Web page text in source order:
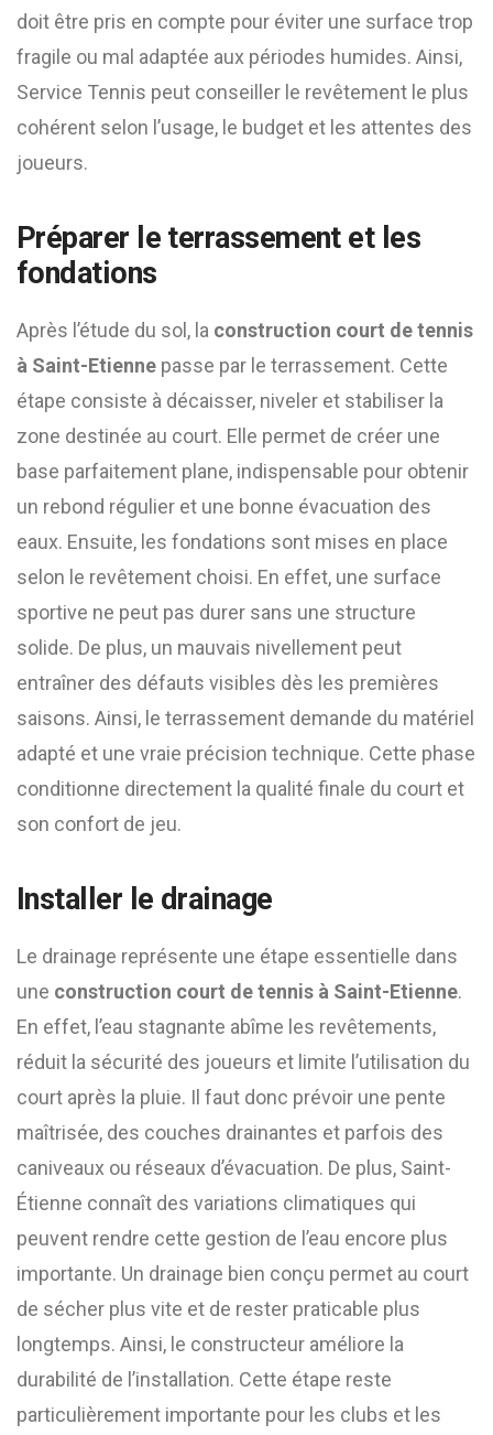
doit être pris en compte pour éviter une surface trop
fragile ou mal adaptée aux périodes humides. Ainsi,
Service Tennis peut conseiller le revêtement le plus
cohérent selon l’usage, le budget et les attentes des
joueurs.
Préparer le terrassement et les
fondations
Après l’étude du sol, la construction court de tennis
à Saint-Etienne passe par le terrassement. Cette
étape consiste à décaisser, niveler et stabiliser la
zone destinée au court. Elle permet de créer une
base parfaitement plane, indispensable pour obtenir
un rebond régulier et une bonne évacuation des
eaux. Ensuite, les fondations sont mises en place
selon le revêtement choisi. En effet, une surface
sportive ne peut pas durer sans une structure
solide. De plus, un mauvais nivellement peut
entraîner des défauts visibles dès les premières
saisons. Ainsi, le terrassement demande du matériel
adapté et une vraie précision technique. Cette phase
conditionne directement la qualité finale du court et
son confort de jeu.
Installer le drainage
Le drainage représente une étape essentielle dans
une construction court de tennis à Saint-Etienne.
En effet, l’eau stagnante abîme les revêtements,
réduit la sécurité des joueurs et limite l’utilisation du
court après la pluie. Il faut donc prévoir une pente
maîtrisée, des couches drainantes et parfois des
caniveaux ou réseaux d’évacuation. De plus, Saint-
Étienne connaît des variations climatiques qui
peuvent rendre cette gestion de l’eau encore plus
importante. Un drainage bien conçu permet au court
de sécher plus vite et de rester praticable plus
longtemps. Ainsi, le constructeur améliore la
durabilité de l’installation. Cette étape reste
particulièrement importante pour les clubs et les